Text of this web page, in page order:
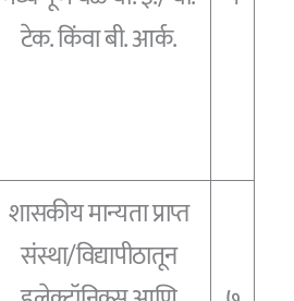
टेक. किंवा बी. आर्क.
शासकीय मान्यता प्राप्त
संस्था/विद्यापीठातून